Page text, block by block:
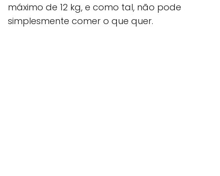
máximo de 12 kg, e como tal, não pode
simplesmente comer o que quer.